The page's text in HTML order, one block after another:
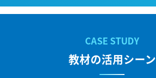
教材の活用シーン